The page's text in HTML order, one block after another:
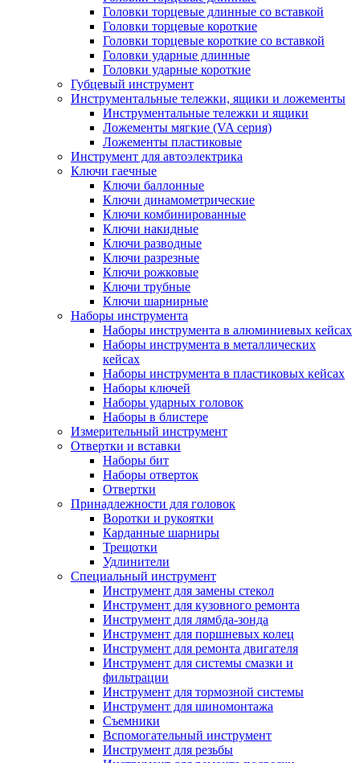
Головки торцевые длинные со вставкой
Головки торцевые короткие
Головки торцевые короткие со вставкой
Головки ударные длинные
Головки ударные короткие
Губцевый инструмент
Инструментальные тележки, ящики и ложементы
Инструментальные тележки и ящики
Ложементы мягкие (VA серия)
Ложементы пластиковые
Инструмент для автоэлектрика
Ключи гаечные
Ключи баллонные
Ключи динамометрические
Ключи комбинированные
Ключи накидные
Ключи разводные
Ключи разрезные
Ключи рожковые
Ключи трубные
Ключи шарнирные
Наборы инструмента
Наборы инструмента в алюминиевых кейсах
Наборы инструмента в металлических
кейсах
Наборы инструмента в пластиковых кейсах
Наборы ключей
Наборы ударных головок
Наборы в блистере
Измерительный инструмент
Отвертки и вставки
Наборы бит
Наборы отверток
Отвертки
Принадлежности для головок
Воротки и рукоятки
Карданные шарниры
Трещотки
Удлинители
Специальный инструмент
Инструмент для замены стекол
Инструмент для кузовного ремонта
Инструмент для лямбда-зонда
Инструмент для поршневых колец
Инструмент для ремонта двигателя
Инструмент для системы смазки и
фильтрации
Инструмент для тормозной системы
Инструмент для шиномонтажа
Съемники
Вспомогательный инструмент
Инструмент для резьбы